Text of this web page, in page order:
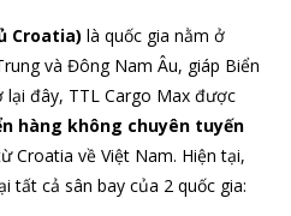
Croatia) là quốc gia nằm ở
và Đông Nam Âu, giáp Biển
đây, TTL Cargo Max được
hàng không chuyên tuyến
Croatia về Việt Nam. Hiện tại,
tất cả sân bay của 2 quốc gia: